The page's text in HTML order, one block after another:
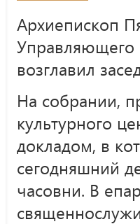
Архиепископ
Управляющего
возглавил
На собрании,
культурного
докладом, в
сегодняшний
часовни. В